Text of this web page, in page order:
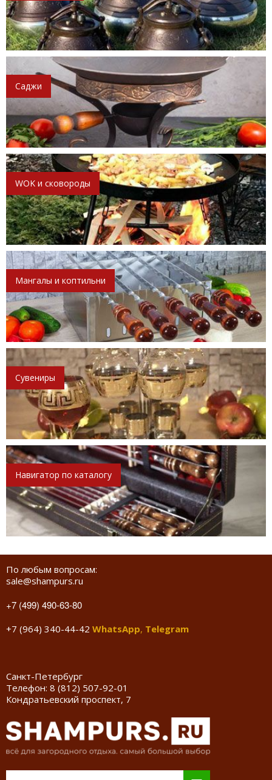
Саджи
WOK и сковороды
Мангалы и коптильни
Сувениры
Навигатор по каталогу
По любым вопросам:
sale@shampurs.ru
+7 (499) 490-63-80
+7 (964) 340-44-42 WhatsApp, Telegram
Санкт-Петербург
Телефон: 8 (812) 507-92-01
Кондратьевский проспект, 7